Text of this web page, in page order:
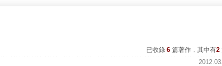
已收錄 6 篇著作，其中有2